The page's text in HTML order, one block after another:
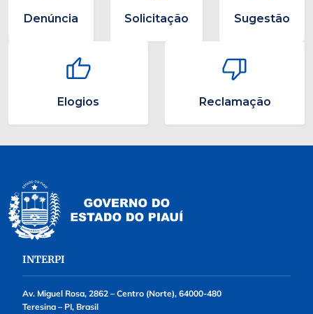
Denúncia Solicitação Sugestão
Elogios Reclamação
INTERPI
Av. Miguel Rosa, 2862 – Centro (Norte), 64000-480
Teresina – PI, Brasil